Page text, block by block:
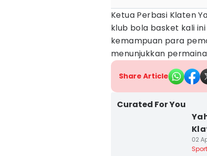
Ketua Perbasi Klaten
klub bola basket kali
kemampuan para
menunjukkan
Share Article
Curated For You
02
Sport